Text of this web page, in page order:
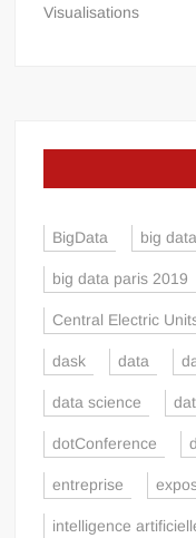
Visualisations
BigData big data
big data paris 2019
Central Electric
dask data
data science
dotConference
entreprise
intelligence